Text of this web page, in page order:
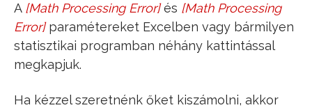
A [Math Processing Error]
b^0 és [Math Processing
Error]
b^1
paramétereket Excelben vagy bármilyen
statisztikai programban néhány kattintással
megkapjuk.
Ha kézzel szeretnénk őket kiszámolni, akkor